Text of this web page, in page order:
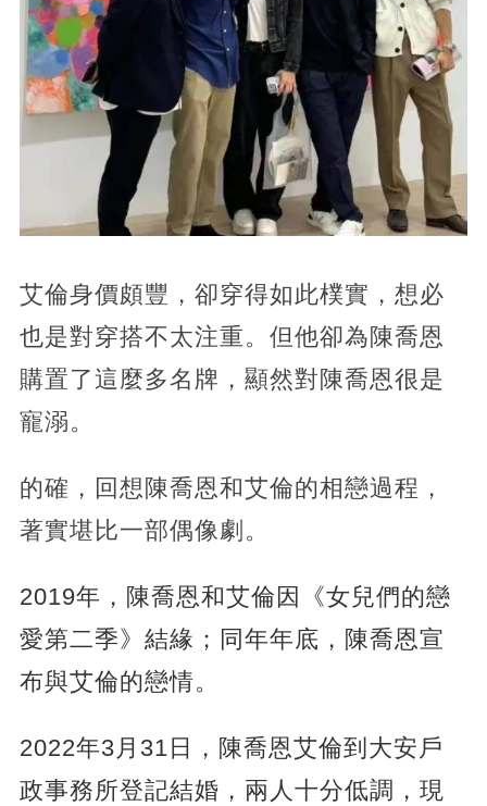
艾倫身價頗豐，卻穿得如此樸實，想必
也是對穿搭不太注重。但他卻為陳喬恩
購置了這麼多名牌，顯然對陳喬恩很是
寵溺。
的確，回想陳喬恩和艾倫的相戀過程，
著實堪比一部偶像劇。
2019年，陳喬恩和艾倫因《女兒們的戀
愛第二季》結緣；同年年底，陳喬恩宣
布與艾倫的戀情。
2022年3月31日，陳喬恩艾倫到大安戶
政事務所登記結婚，兩人十分低調，現